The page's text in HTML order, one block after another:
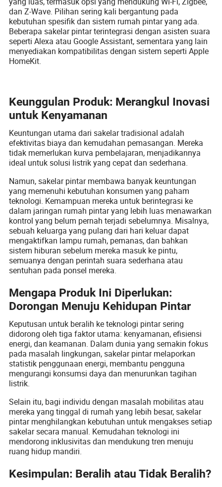
dan Z-Wave. Pilihan sering kali bergantung pada
kebutuhan spesifik dan sistem rumah pintar yang ada.
Beberapa sakelar pintar terintegrasi dengan asisten suara
seperti Alexa atau Google Assistant, sementara yang lain
menyediakan kompatibilitas dengan sistem seperti Apple
HomeKit.
Keunggulan Produk: Merangkul Inovasi
untuk Kenyamanan
Keuntungan utama dari sakelar tradisional adalah
efektivitas biaya dan kemudahan pemasangan. Mereka
tidak memerlukan kurva pembelajaran, menjadikannya
ideal untuk solusi listrik yang cepat dan sederhana.
Namun, sakelar pintar membawa banyak keuntungan
yang memenuhi kebutuhan konsumen yang paham
teknologi. Kemampuan mereka untuk berintegrasi ke
dalam jaringan rumah pintar yang lebih luas menawarkan
kontrol yang belum pernah terjadi sebelumnya. Misalnya,
sebuah keluarga yang pulang dari hari keluar dapat
mengaktifkan lampu rumah, pemanas, dan bahkan
sistem hiburan sebelum mereka masuk ke pintu,
semuanya dengan perintah suara sederhana atau
sentuhan pada ponsel mereka.
Mengapa Produk Ini Diperlukan:
Dorongan Menuju Kehidupan Pintar
Keputusan untuk beralih ke teknologi pintar sering
didorong oleh tiga faktor utama: kenyamanan, efisiensi
energi, dan keamanan. Dalam dunia yang semakin fokus
pada masalah lingkungan, sakelar pintar melaporkan
statistik penggunaan energi, membantu pengguna
mengurangi konsumsi daya dan menurunkan tagihan
listrik.
Selain itu, bagi individu dengan masalah mobilitas atau
mereka yang tinggal di rumah yang lebih besar, sakelar
pintar menghilangkan kebutuhan untuk mengakses setiap
sakelar secara manual. Kemudahan teknologi ini
mendorong inklusivitas dan mendukung tren menuju
ruang hidup mandiri.
Kesimpulan: Beralih atau Tidak Beralih?